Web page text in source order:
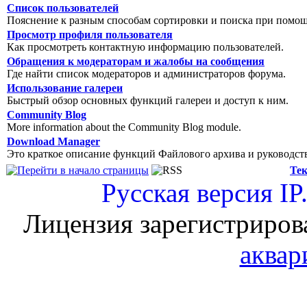
Список пользователей
Пояснение к разным способам сортировки и поиска при
Просмотр профиля пользователя
Как просмотреть контактную информацию пользователей.
Обращения к модераторам и жалобы на сообщения
Где найти список модераторов и администраторов форума.
Использование галереи
Быстрый обзор основных функций галереи и доступ к ним.
Community Blog
More information about the Community Blog module.
Download Manager
Это краткое описание функций Файлового архива и
Русская версия
Лицензия